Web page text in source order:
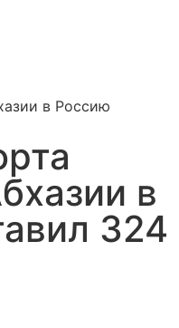
в Россию
в
324